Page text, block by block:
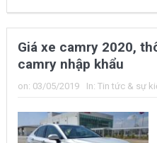
Giá xe camry 2020,
camry nhập khẩu
on: 03/05/2019 In: Tin tức & sự